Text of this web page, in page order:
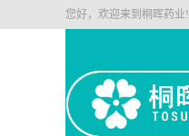
您好，欢迎来到桐晖药业!